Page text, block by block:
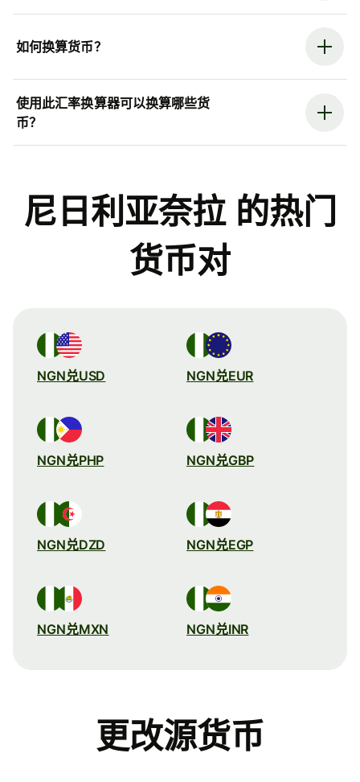
如何换算货币？
使用此汇率换算器可以换算哪些货
币？
尼日利亚奈拉 的热门
货币对
NGN兑USD NGN兑EUR
NGN兑PHP NGN兑GBP
NGN兑DZD NGN兑EGP
NGN兑MXN NGN兑INR
更改源货币